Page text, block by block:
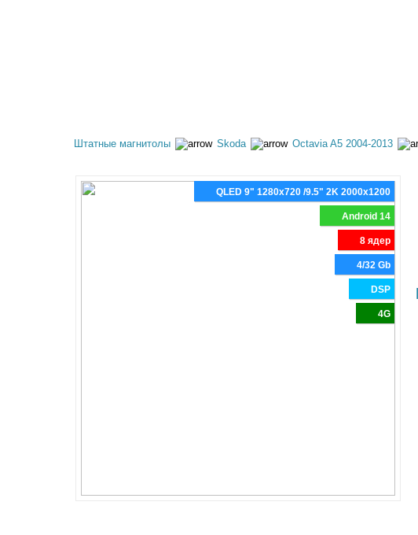
Штатные магнитолы Skoda Octavia A5 2004-2013
QLED 9" 1280x720 /9.5" 2K 2000x1200
Android 14
8 ядер
4/32 Gb
DSP
4G